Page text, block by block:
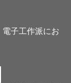
子工作派にお